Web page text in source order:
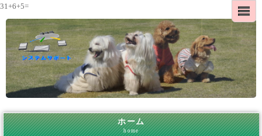
31+6+5=
ホーム
home